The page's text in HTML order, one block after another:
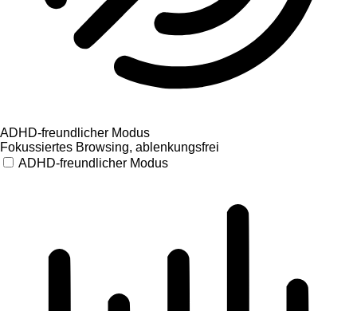
ADHD-freundlicher Modus
Fokussiertes Browsing, ablenkungsfrei
ADHD-freundlicher Modus